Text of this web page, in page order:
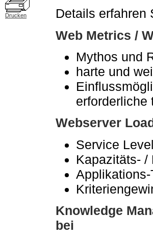
Drucken
Details erfahren
Web Metrics /
Mythos und
harte und
erforderliche
Webserver
Service
Kapazitäts- /
Applikations-
Knowledge
bei